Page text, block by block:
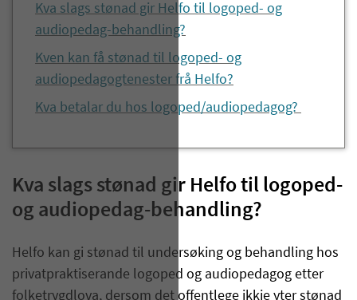
Kva slags stønad gir Helfo til logoped- og
audiopedag-behandling?
Kven kan få stønad til logoped- og
audiopedagogtenester frå Helfo?
Kva betalar du hos logoped/audiopedagog?
Kva slags stønad gir Helfotil logoped-
og audiopedag-behandling?
Helfo kan gi stønad til undersøking og behandling hos
privatpraktiserande logoped og audiopedagog etter
folketrygdlova, dersom det offentlege ikkje yter stønad